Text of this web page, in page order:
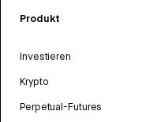
Produkt
Investieren
Krypto
Perpetual-Futures